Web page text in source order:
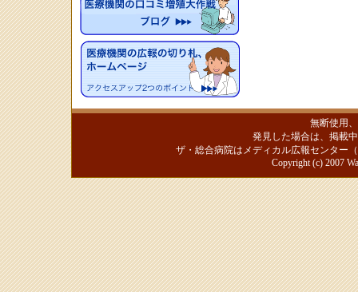
無断使用
発見した場合は、掲載
ザ・総合病院はメディカル広報センター
Copyright (c) 2007